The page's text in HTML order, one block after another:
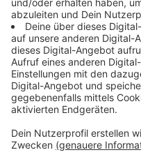
Darum gehts in
"Remember Me"
Anzeige
Wie der Titel
Bestandsaufnahme.